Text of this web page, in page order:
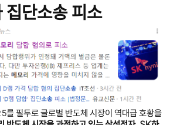
집단소송 피소
필두로 글로벌 반도체 시장이 역대급 호황을